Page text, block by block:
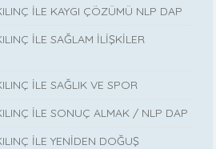
İLE KAYGI ÇÖZÜMÜ NLP DAP
İLE SAĞLAM İLİŞKİLER
İLE SAĞLIK VE SPOR
İLE SONUÇ ALMAK / NLP DAP
İLE YENİDEN DOĞUŞ